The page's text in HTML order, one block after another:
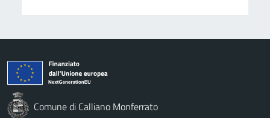
Comune di Calliano Monferrato